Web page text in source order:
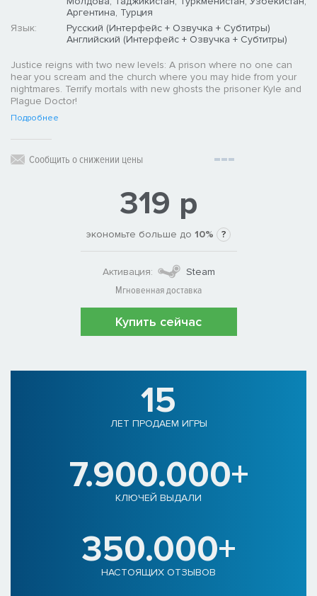
Аргентина, Турция
Язык:
Русский (Интерфейс + Озвучка + Субтитры)
Английский (Интерфейс + Озвучка + Субтитры)
Justice reigns with two new levels: A prison where no one can
hear you scream and the church where you may hide from your
nightmares. Terrify mortals with new ghosts the prisoner Kyle and
Plague Doctor!
Подробнее
Сообщить о снижении цены
319 р
экономьте больше до 10% ?
Активация:
Steam
Мгновенная доставка
Купить сейчас
15
ЛЕТ ПРОДАЕМ ИГРЫ
7.900.000+
КЛЮЧЕЙ ВЫДАЛИ
350.000+
НАСТОЯЩИХ ОТЗЫВОВ